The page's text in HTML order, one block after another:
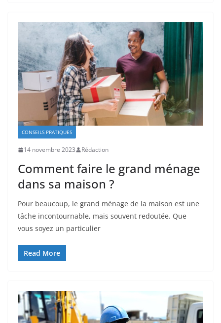
CONSEILS PRATIQUES
14 novembre 2023 Rédaction
Comment faire le grand ménage
dans sa maison ?
Pour beaucoup, le grand ménage de la maison est une
tâche incontournable, mais souvent redoutée. Que
vous soyez un particulier
Read More